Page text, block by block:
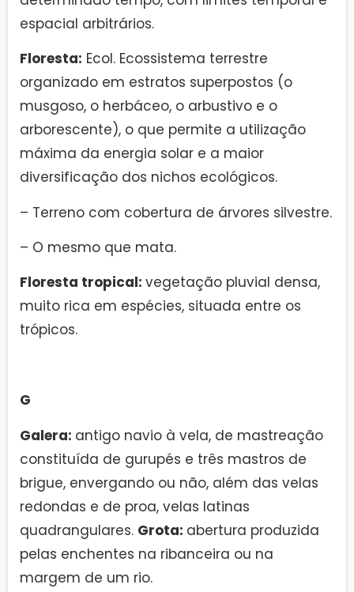
espacial arbitrários.
Floresta: Ecol. Ecossistema terrestre
organizado em estratos superpostos (o
musgoso, o herbáceo, o arbustivo e o
arborescente), o que permite a utilização
máxima da energia solar e a maior
diversificação dos nichos ecológicos.
– Terreno com cobertura de árvores silvestre.
– O mesmo que mata.
Floresta tropical: vegetação pluvial densa,
muito rica em espécies, situada entre os
trópicos.
G
Galera: antigo navio à vela, de mastreação
constituída de gurupés e três mastros de
brigue, envergando ou não, além das velas
redondas e de proa, velas latinas
quadrangulares. Grota: abertura produzida
pelas enchentes na ribanceira ou na
margem de um rio.